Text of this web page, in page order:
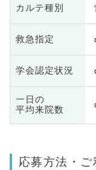
カルテ種別
救急指定
学会認定状況
一日の
平均来院数
応募方法・